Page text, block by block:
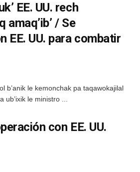
EE. UU. rech
amaq’ib’ / Se
EE. UU. para combatir
b’anik le kemonchak pa taqawokajilal
ub’ixik le ministro ...
con EE. UU.